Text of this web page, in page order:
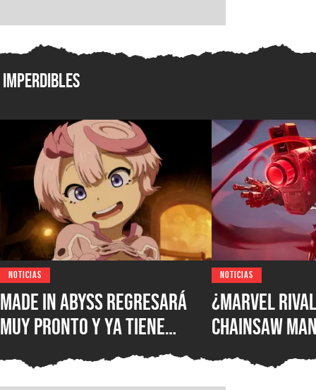
Imperdibles
NOTICIAS
Made in Abyss regresará
muy pronto y ya tiene
ventana de estreno, la
nueva película llegará a
NOTICIAS
¿Marvel
Chainsaw
comparan a
Demonio